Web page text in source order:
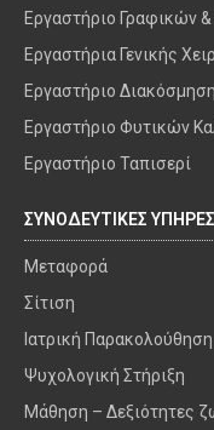
Εργαστήριο Γραφικών
Εργαστήρια Γενικής
Εργαστήριο
Εργαστήριο Φυτικών
Εργαστήριο Ταπισερί
ΣΥΝΟΔΕΥΤΙΚΕΣ
Μεταφορά
Σίτιση
Ιατρική Παρακολούθηση
Ψυχολογική Στήριξη
Μάθηση – Δεξιότητες